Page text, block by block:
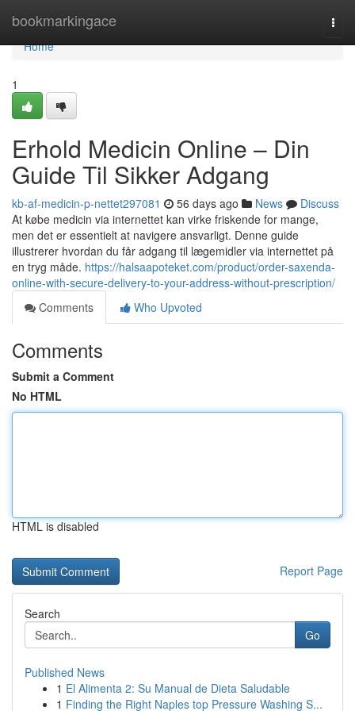
bookmarkingace
Home
Home
1
Erhold Medicin Online – Din
Guide Til Sikker Adgang
kb-af-medicin-p-nettet297081 56 days ago News
Discuss
At købe medicin via internettet kan virke friskende for mange,
men det er essentielt at navigere ansvarligt. Denne guide
illustrerer hvordan du får adgang til lægemidler via internettet på
en tryg måde. https://halsaapoteket.com/product/order-saxenda-
online-with-secure-delivery-to-your-address-without-prescription/
Comments
Who Upvoted
Comments
Submit a Comment
No HTML
HTML is disabled
Report Page
Search
Go
Published News
1 El Alimenta 2: Su Manual de Dieta Saludable
1 Finding the Right Naples top Pressure Washing S...